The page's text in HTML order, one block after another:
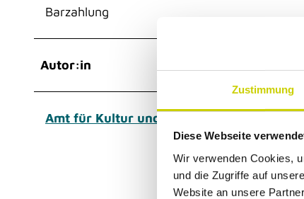
Zustimmung
Diese Webseite
Wir verwenden Cookies,
und die Zugriffe auf
Website an unsere
Barzahlung
Autor:in
Amt für Kultur und Tourismus